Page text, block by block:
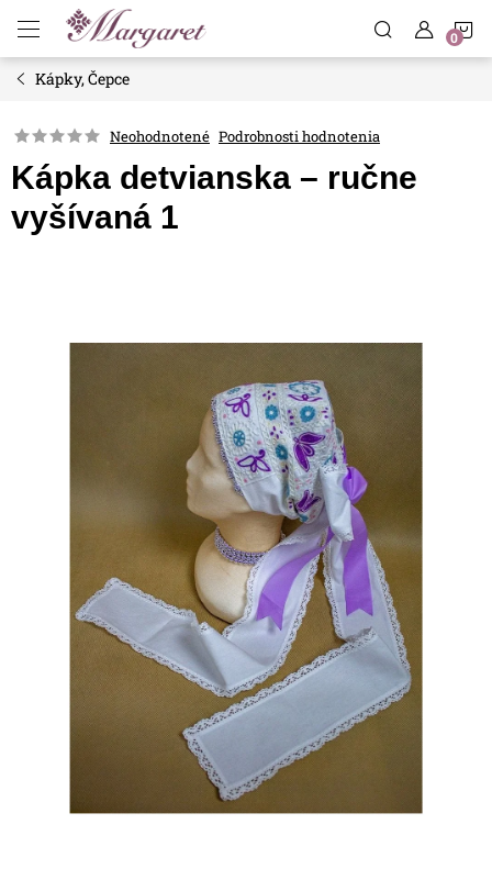
obsah
Kápky, Čepce
Neohodnotené Podrobnosti hodnotenia
Kápka detvianska – ručne
vyšívaná 1